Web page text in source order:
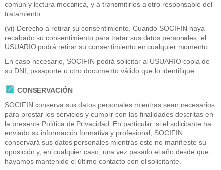
común y lectura mecánica, y a transmitirlos a otro responsable del
tratamiento.
(vi) Derecho a retirar su consentimiento. Cuando SOCIFIN haya
recabado su consentimiento para tratar sus datos personales, el
USUARIO podrá retirar su consentimiento en cualquier momento.
En caso necesario, SOCIFIN podrá solicitar al USUARIO copia de
su DNI, pasaporte u otro documento válido que lo identifique.
CONSERVACIÓN
SOCIFIN conserva sus datos personales mientras sean necesarios
para prestar los servicios y cumplir con las finalidades descritas en
la presente Política de Privacidad. En particular, si el solicitante ha
enviado su información formativa y profesional, SOCIFIN
conservará sus datos personales mientras este no manifieste su
oposición y, en cualquier caso, una vez pasado el año desde que
hayamos mantenido el último contacto con el solicitante.